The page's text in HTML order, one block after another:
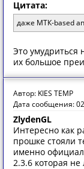
Цитата:
даже МТК-based
Это умудриться
их большое
Автор: KIES TEMP
Дата сообщения:
ZlydenGL
Интересно как
прошке стояли
именно
2.3.6 которая не